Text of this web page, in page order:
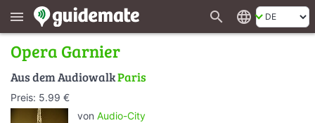
menu search language
Opera Garnier
Aus dem AudiowalkParis
Preis: 5.99 €
von Audio-City